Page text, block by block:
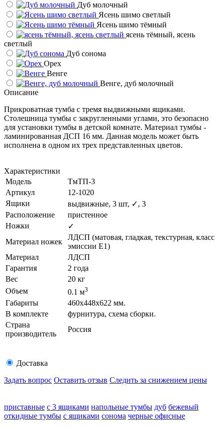
Дуб молочный
Ясень шимо светлый
Ясень шимо тёмный
ясень тёмный, ясень
светлый
Дуб сонома
Орех
Венге
Венге, дуб молочный
Описание
Прикроватная тумба с тремя выдвижными ящиками.
Столешница тумбы с закругленными углами, это безопасно
для установки тумбы в детской комнате. Материал тумбы -
ламинированная ДСП 16 мм. Данная модель может быть
исполнена в одном их трех представленных цветов.
Характеристики
Модель
ТмТП-3
Артикул
12-1020
Ящики
выдвижные, 3 шт, ✓, 3
Расположение
пристенное
Ножки
✓
Материал ножек
ЛДСП (матовая, гладкая, текстурная, класс
эмиссии E1)
Материал
ЛДСП
Гарантия
2 года
Вес
20 кг
Объем
0.1 м3
Габариты
460х448х622 мм.
В комплекте
фурнитура, схема сборки.
Страна
производитель
Россия
Доставка
Задать вопрос Оставить отзыв Следить за снижением цены
приставные с 3 ящиками напольные тумбы дуб бежевый
откидные тумбы с ящиками сонома черные офисные